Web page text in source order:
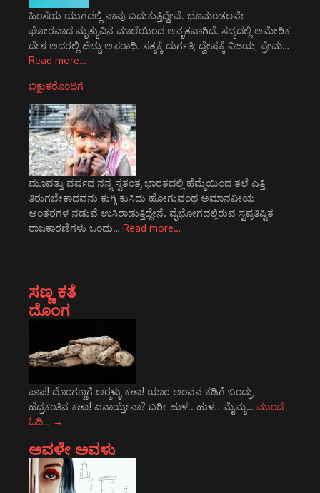
ಹಿಂಸೆಯ ಯುಗದಲ್ಲಿ ನಾವು ಬದುಕುತ್ತಿದ್ದೇವೆ. ಭೂಮಂಡಲವೇ
ಘೋರವಾದ ಮೃತ್ಯುವಿನ ಮಾಲೆಯಿಂದ ಆವೃತವಾಗಿದೆ. ಸದ್ಯದಲ್ಲಿ ಅಮೇರಿಕ
ದೇಶ ಅದರಲ್ಲಿ ಹೆಚ್ಚು ಅಪರಾಧಿ. ಸತ್ಯಕ್ಕೆ ದುರ್ಗತಿ; ದ್ವೇಷಕ್ಕೆ ವಿಜಯ; ಪ್ರೇಮ…
Read more…
ಬಿಕ್ಷುಕರೊಂದಿಗೆ
ಮೂವತ್ತು ವರ್ಷದ ನನ್ನ ಸ್ವತಂತ್ರ ಭಾರತದಲ್ಲಿ ಹೆಮ್ಮೆಯಿಂದ ತಲೆ ಎತ್ತಿ
ತಿರುಗಬೇಕಾದವನು ಕುಗ್ಗಿ ಕುಸಿದು ಹೋಗುವಂಥ ಅಮಾನವೀಯ
ಅಂತರಗಳ ನಡುವೆ ಉಸಿರಾಡುತ್ತಿದ್ದೇನೆ. ವೈಭೋಗದಲ್ಲಿರುವ ಸ್ವಪ್ರತಿಷ್ಟಿತ
ರಾಜಕಾರಣಿಗಳು ಒಂದು… Read more…
ಸಣ್ಣ ಕತೆ
ದೊಂಗ
ಪಾಪ! ದೊಂಗಣ್ಣಗೆ ಅರ್‍ಮಳ್ಳು ಕಣಾ! ಯಾರ ಅಂವನ ಕಡಿಗೆ ಬಂದ್ರು
ಹೆದ್ರಕಂತಿನ ಕಣಾ! ಏನಾಯ್ತೇನಾ? ಬರೀ ಹುಳ.. ಹುಳ.. ಮೈಮ್ಯ… ಮುಂದೆ
ಓದಿ… →
ಅವಳೇ ಅವಳು